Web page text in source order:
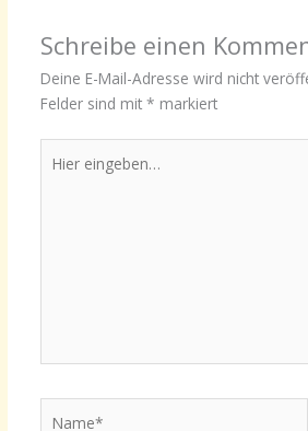
Schreibe einen
Deine E-Mail-Adresse wird nicht
Felder sind mit * markiert
eingeben…